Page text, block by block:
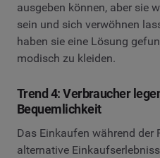
ausgeben können, aber sie
sein und sich verwöhnen
haben sie eine Lösung
modisch zu kleiden.
Trend 4: Verbraucher
Bequemlichkeit
Das Einkaufen während der
alternative